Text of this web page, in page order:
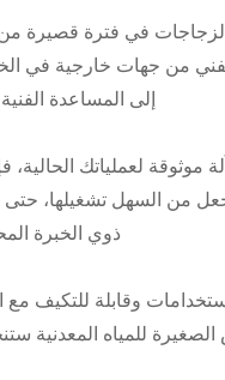
الزجاجات في فترة قصيرة
من جهات خارجية في
إلى المساعدة
لعملياتك الحالية،
من السهل تشغيلها،
ذوي الخبرة
وقابلة للتكيف مع
للمياه المعدنية